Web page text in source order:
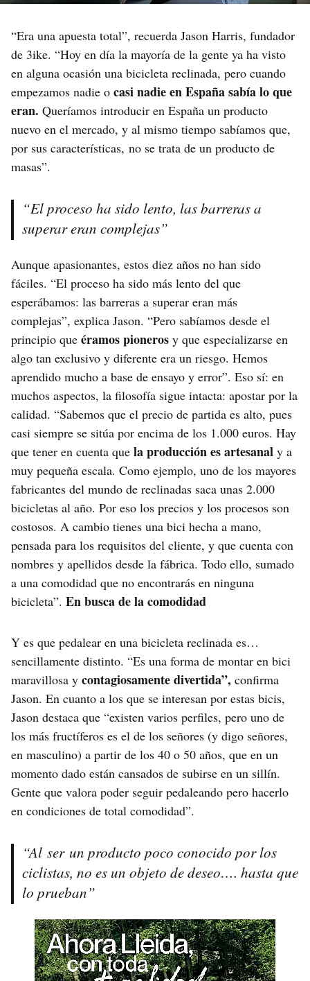
“Era una apuesta total”, recuerda Jason Harris, fundador
de 3ike. “Hoy en día la mayoría de la gente ya ha visto
en alguna ocasión una bicicleta reclinada, pero cuando
empezamos nadie o casi nadie en España sabía lo que
eran. Queríamos introducir en España un producto
nuevo en el mercado, y al mismo tiempo sabíamos que,
por sus características, no se trata de un producto de
masas”.
“El proceso ha sido lento, las barreras a
superar eran complejas”
Aunque apasionantes, estos diez años no han sido
fáciles. “El proceso ha sido más lento del que
esperábamos: las barreras a superar eran más
complejas”, explica Jason. “Pero sabíamos desde el
principio que éramos pioneros y que especializarse en
algo tan exclusivo y diferente era un riesgo. Hemos
aprendido mucho a base de ensayo y error”. Eso sí: en
muchos aspectos, la filosofía sigue intacta: apostar por la
calidad. “Sabemos que el precio de partida es alto, pues
casi siempre se sitúa por encima de los 1.000 euros. Hay
que tener en cuenta que la producción es artesanal y a
muy pequeña escala. Como ejemplo, uno de los mayores
fabricantes del mundo de reclinadas saca unas 2.000
bicicletas al año. Por eso los precios y los procesos son
costosos. A cambio tienes una bici hecha a mano,
pensada para los requisitos del cliente, y que cuenta con
nombres y apellidos desde la fábrica. Todo ello, sumado
a una comodidad que no encontrarás en ninguna
bicicleta”. En busca de la comodidad
Y es que pedalear en una bicicleta reclinada es…
sencillamente distinto. “Es una forma de montar en bici
maravillosa y contagiosamente divertida”, confirma
Jason. En cuanto a los que se interesan por estas bicis,
Jason destaca que “existen varios perfiles, pero uno de
los más fructíferos es el de los señores (y digo señores,
en masculino) a partir de los 40 o 50 años, que en un
momento dado están cansados de subirse en un sillín.
Gente que valora poder seguir pedaleando pero hacerlo
en condiciones de total comodidad”.
“Al ser un producto poco conocido por los
ciclistas, no es un objeto de deseo…. hasta que
lo prueban”